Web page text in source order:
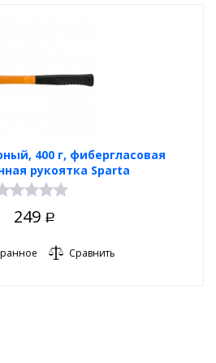
400 г, фибергласовая
рукоятка Sparta
249 Р
Сравнить